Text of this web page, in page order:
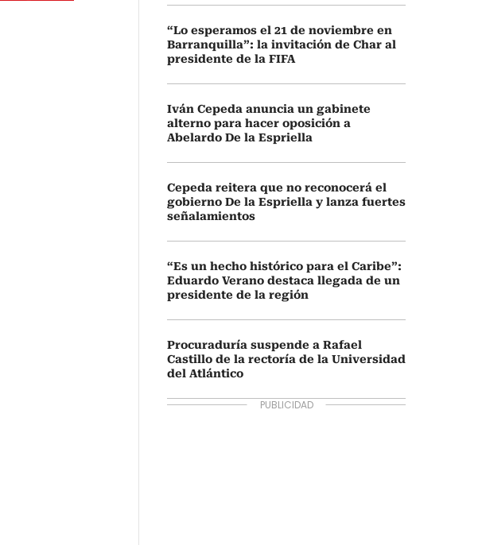
“Lo esperamos el 21 de noviembre en
Barranquilla”: la invitación de Char al
presidente de la FIFA
Iván Cepeda anuncia un gabinete
alterno para hacer oposición a
Abelardo De la Espriella
Cepeda reitera que no reconocerá el
gobierno De la Espriella y lanza fuertes
señalamientos
“Es un hecho histórico para el Caribe”:
Eduardo Verano destaca llegada de un
presidente de la región
Procuraduría suspende a Rafael
Castillo de la rectoría de la Universidad
del Atlántico